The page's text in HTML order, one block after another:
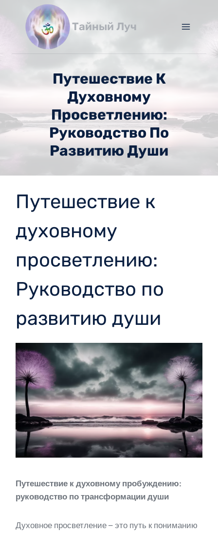
содержимому
Тайный Луч
Путешествие К
Духовному
Просветлению:
Руководство По
Развитию Души
Путешествие к
духовному
просветлению:
Руководство по
развитию души
Путешествие к духовному пробуждению:
руководство по трансформации души
Духовное просветление – это путь к пониманию